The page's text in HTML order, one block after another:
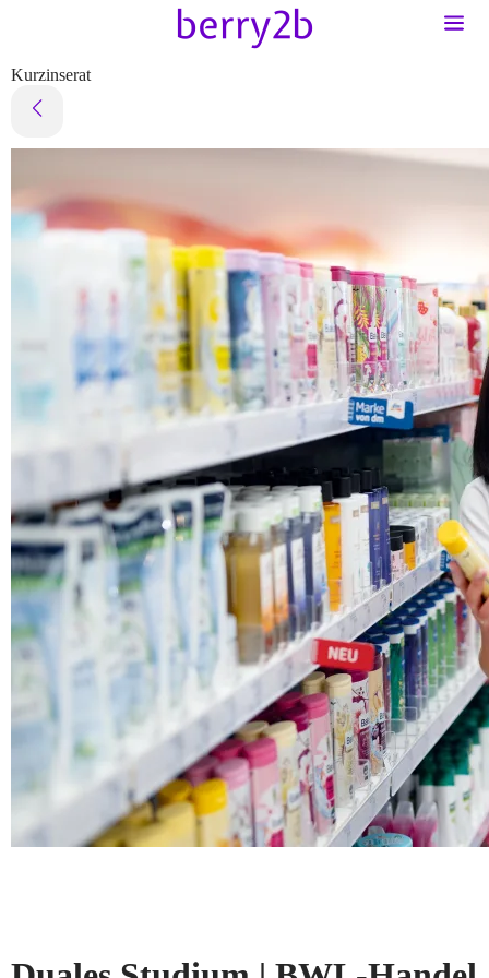
Kurzinserat